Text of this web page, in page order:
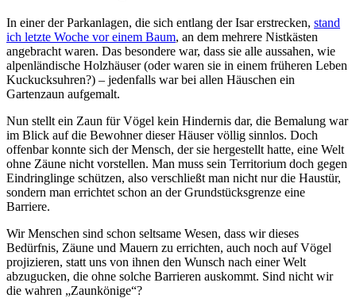
In einer der Parkanlagen, die sich entlang der Isar erstrecken, stand
ich letzte Woche vor einem Baum, an dem mehrere Nistkästen
angebracht waren. Das besondere war, dass sie alle aussahen, wie
alpenländische Holzhäuser (oder waren sie in einem früheren Leben
Kuckucksuhren?) – jedenfalls war bei allen Häuschen ein
Gartenzaun aufgemalt.
Nun stellt ein Zaun für Vögel kein Hindernis dar, die Bemalung war
im Blick auf die Bewohner dieser Häuser völlig sinnlos. Doch
offenbar konnte sich der Mensch, der sie hergestellt hatte, eine Welt
ohne Zäune nicht vorstellen. Man muss sein Territorium doch gegen
Eindringlinge schützen, also verschließt man nicht nur die Haustür,
sondern man errichtet schon an der Grundstücksgrenze eine
Barriere.
Wir Menschen sind schon seltsame Wesen, dass wir dieses
Bedürfnis, Zäune und Mauern zu errichten, auch noch auf Vögel
projizieren, statt uns von ihnen den Wunsch nach einer Welt
abzugucken, die ohne solche Barrieren auskommt. Sind nicht wir
die wahren „Zaunkönige“?